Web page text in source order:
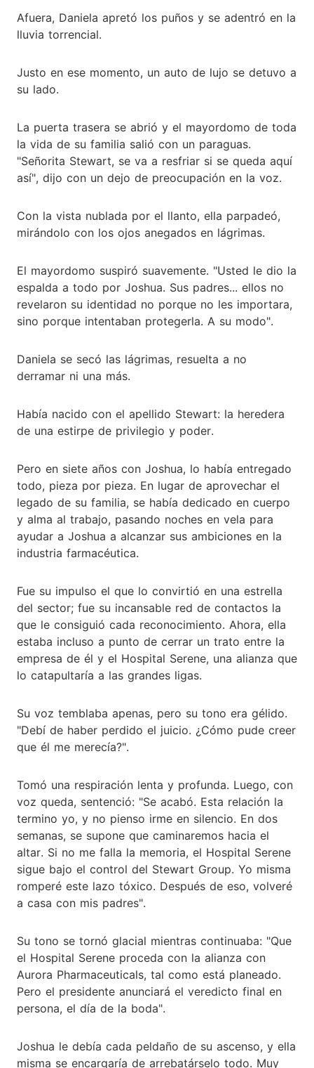
Afuera, Daniela apretó los puños y se adentró en la
lluvia torrencial.
Justo en ese momento, un auto de lujo se detuvo a
su lado.
La puerta trasera se abrió y el mayordomo de toda
la vida de su familia salió con un paraguas.
"Señorita Stewart, se va a resfriar si se queda aquí
así", dijo con un dejo de preocupación en la voz.
Con la vista nublada por el llanto, ella parpadeó,
mirándolo con los ojos anegados en lágrimas.
El mayordomo suspiró suavemente. "Usted le dio la
espalda a todo por Joshua. Sus padres... ellos no
revelaron su identidad no porque no les importara,
sino porque intentaban protegerla. A su modo".
Daniela se secó las lágrimas, resuelta a no
derramar ni una más.
Había nacido con el apellido Stewart: la heredera
de una estirpe de privilegio y poder.
Pero en siete años con Joshua, lo había entregado
todo, pieza por pieza. En lugar de aprovechar el
legado de su familia, se había dedicado en cuerpo
y alma al trabajo, pasando noches en vela para
ayudar a Joshua a alcanzar sus ambiciones en la
industria farmacéutica.
Fue su impulso el que lo convirtió en una estrella
del sector; fue su incansable red de contactos la
que le consiguió cada reconocimiento. Ahora, ella
estaba incluso a punto de cerrar un trato entre la
empresa de él y el Hospital Serene, una alianza que
lo catapultaría a las grandes ligas.
Su voz temblaba apenas, pero su tono era gélido.
"Debí de haber perdido el juicio. ¿Cómo pude creer
que él me merecía?".
Tomó una respiración lenta y profunda. Luego, con
voz queda, sentenció: "Se acabó. Esta relación la
termino yo, y no pienso irme en silencio. En dos
semanas, se supone que caminaremos hacia el
altar. Si no me falla la memoria, el Hospital Serene
sigue bajo el control del Stewart Group. Yo misma
romperé este lazo tóxico. Después de eso, volveré
a casa con mis padres".
Su tono se tornó glacial mientras continuaba: "Que
el Hospital Serene proceda con la alianza con
Aurora Pharmaceuticals, tal como está planeado.
Pero el presidente anunciará el veredicto final en
persona, el día de la boda".
Joshua le debía cada peldaño de su ascenso, y ella
misma se encargaría de arrebatárselo todo. Muy